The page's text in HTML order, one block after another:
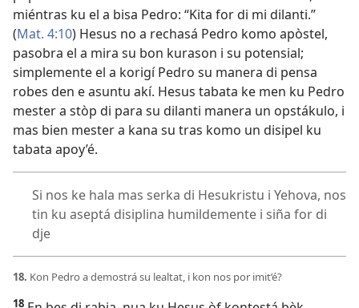
miéntras ku el a bisa Pedro: “Kita for di mi dilanti.”
(Mat. 4:10) Hesus no a rechasá Pedro komo apòstel,
pasobra el a mira su bon kurason i su potensial;
simplemente el a korigí Pedro su manera di pensa
robes den e asuntu akí. Hesus tabata ke men ku Pedro
mester a stòp di para su dilanti manera un opstákulo, i
mas bien mester a kana su tras komo un disipel ku
tabata apoy’é.
Si nos ke hala mas serka di Hesukristu i Yehova, nos
tin ku aseptá disiplina humildemente i siña for di
dje
18. Kon Pedro a demostrá su lealtat, i kon nos por imit’é?
18